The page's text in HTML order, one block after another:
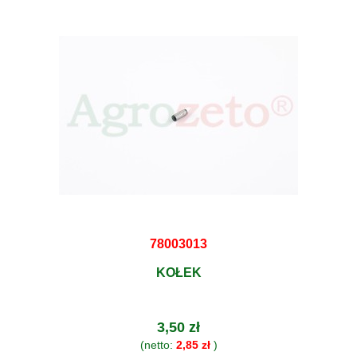
78003013
KOŁEK
3,50 zł
(netto: 2,85 zł)